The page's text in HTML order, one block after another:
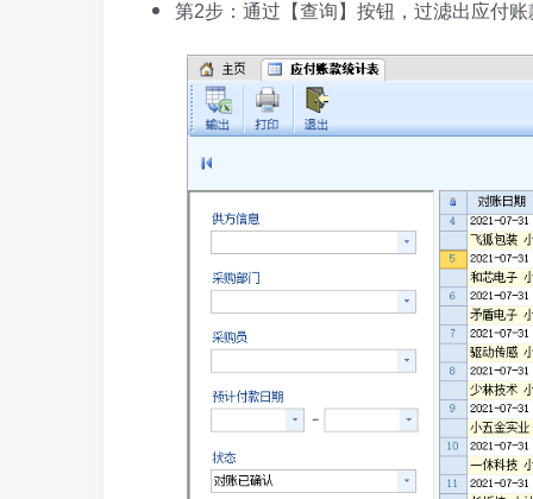
第2步：通过【查询】按钮，过滤出应付账